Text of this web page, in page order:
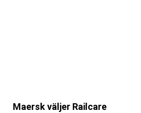
Maersk väljer Railcare